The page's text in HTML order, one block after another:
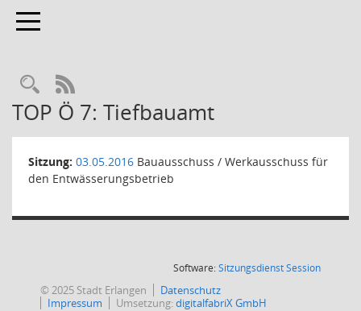
Toggle navigation
Rechercheauswahl
RSS-Feed
TOP Ö 7: Tiefbauamt
Sitzung: 03.05.2016 Bauausschuss / Werkausschuss für
den Entwässerungsbetrieb
Software:SitzungsdienstSession(Wird in
© 2025 Stadt Erlangen
Datenschutz
Impressum
Umsetzung:digitalfabriX GmbH